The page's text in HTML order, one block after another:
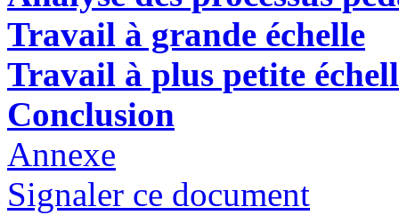
Travail à grande échelle
Travail à plus petite
Conclusion
Annexe
Signaler ce document